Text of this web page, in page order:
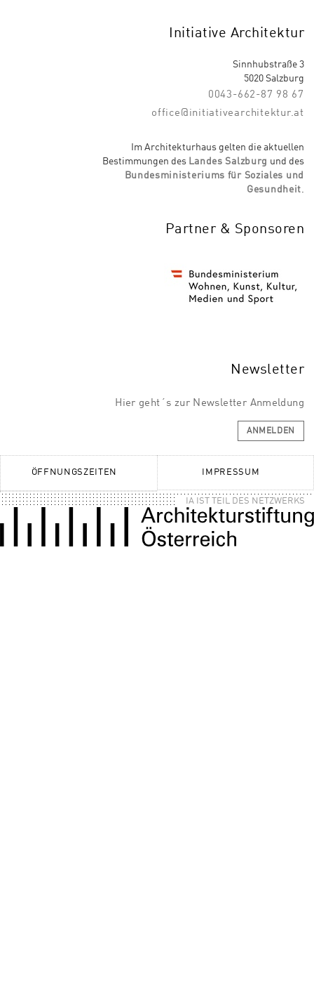
Initiative Architektur
Sinnhubstraße 3
5020 Salzburg
0043-662-87 98 67
office@initiativearchitektur.at
Im Architekturhaus gelten die aktuellen
Bestimmungen des Landes Salzburg und des
Bundesministeriums für Soziales und
Gesundheit.
Partner & Sponsoren
Newsletter
Hier geht´s zur Newsletter Anmeldung
ANMELDEN
ÖFFNUNGSZEITEN IMPRESSUM
IA IST TEIL DES NETZWERKS